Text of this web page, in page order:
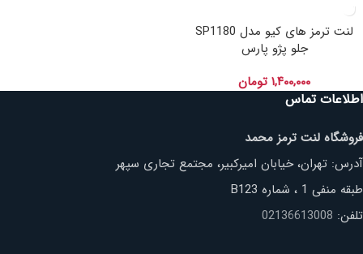
لنت ترمز های کیو مدل SP1180
جلو پژو پارس
۱,۴۰۰,۰۰۰ تومان
اطلاعات تماس
فروشگاه لنت ترمز محمد
آدرس: تهران، خیابان امیرکبیر، مجتمع تجاری سپهر
طبقه منفی 1 ، شماره B123
تلفن: 02136613008